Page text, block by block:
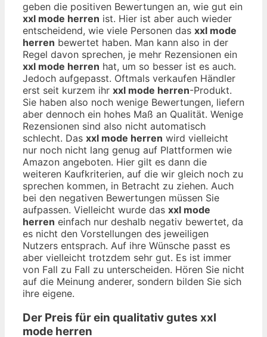
geben die positiven Bewertungen an, wie gut ein
xxl mode herren ist. Hier ist aber auch wieder
entscheidend, wie viele Personen das xxl mode
herren bewertet haben. Man kann also in der
Regel davon sprechen, je mehr Rezensionen ein
xxl mode herren hat, um so besser ist es auch.
Jedoch aufgepasst. Oftmals verkaufen Händler
erst seit kurzem ihr xxl mode herren-Produkt.
Sie haben also noch wenige Bewertungen, liefern
aber dennoch ein hohes Maß an Qualität. Wenige
Rezensionen sind also nicht automatisch
schlecht. Das xxl mode herren wird vielleicht
nur noch nicht lang genug auf Plattformen wie
Amazon angeboten. Hier gilt es dann die
weiteren Kaufkriterien, auf die wir gleich noch zu
sprechen kommen, in Betracht zu ziehen. Auch
bei den negativen Bewertungen müssen Sie
aufpassen. Vielleicht wurde das xxl mode
herren einfach nur deshalb negativ bewertet, da
es nicht den Vorstellungen des jeweiligen
Nutzers entsprach. Auf ihre Wünsche passt es
aber vielleicht trotzdem sehr gut. Es ist immer
von Fall zu Fall zu unterscheiden. Hören Sie nicht
auf die Meinung anderer, sondern bilden Sie sich
ihre eigene.
Der Preis für ein qualitativ gutes xxl
mode herren